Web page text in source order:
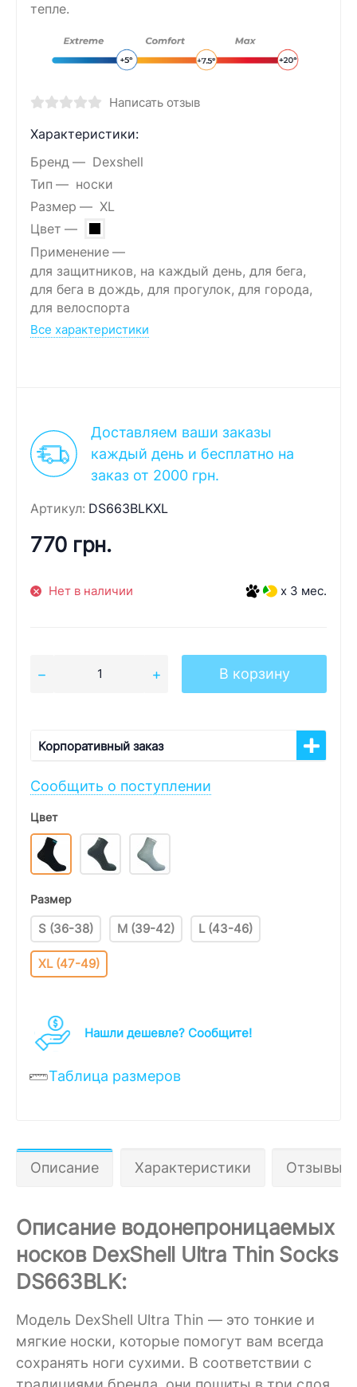
тепле.
Написать отзыв
Характеристики:
Бренд
Dexshell
Тип
носки
Размер
XL
Цвет
Применение
для защитников, на каждый день, для бега,
для бега в дождь, для прогулок, для города,
для велоспорта
Все характеристики
Доставляем ваши заказы
каждый день и бесплатно на
заказ от 2000 грн.
Артикул: DS663BLKXL
770 грн.
Нет в наличии x 3 мес.
В корзину
Корпоративный заказ
Сообщить о поступлении
Цвет
Размер
S (36-38) M (39-42) L (43-46)
XL (47-49)
Нашли дешевле? Cообщите!
Таблица размеров
Описание Характеристики Отзывы 0
Описание водонепроницаемых
носков DexShell Ultra Thin Socks
DS663BLK:
Модель DexShell Ultra Thin — это тонкие и
мягкие носки, которые помогут вам всегда
сохранять ноги сухими. В соответствии с